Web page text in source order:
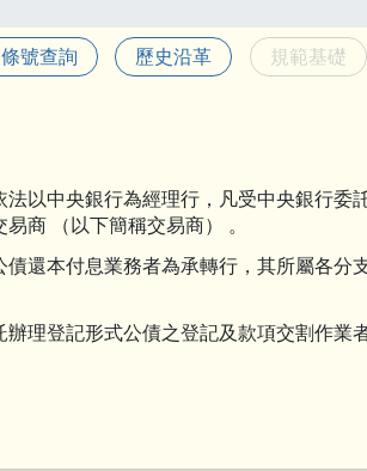
條號查詢 歷史沿革 規範基礎
法以中央銀行為經理行，凡受中央銀行委
商 （以下簡稱交易商） 。
債還本付息業務者為承轉行，其所屬各分
辦理登記形式公債之登記及款項交割作業